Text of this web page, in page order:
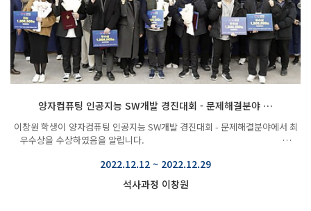
양자컴퓨팅 인공지능 SW개발 경진대회 - 문제해결분야 …
이창원 학생이 ​양자컴퓨팅 인공지능 SW개발 경진대회 - 문제해결분야에서 최
우수상을 수상하였음을 알립니다. …
2022.12.12 ~ 2022.12.29
석사과정 이창원